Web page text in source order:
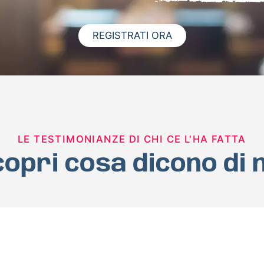
REGISTRATI ORA
LE TESTIMONIANZE DI CHI CE L'HA FATTA
cosa dicono di